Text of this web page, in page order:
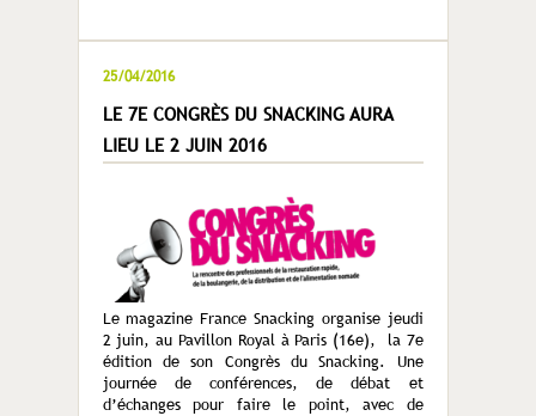
25/04/2016
LE 7E CONGRÈS DU SNACKING AURA
LIEU LE 2 JUIN 2016
Le magazine France Snacking organise jeudi
2 juin, au Pavillon Royal à Paris (16e), la 7e
édition de son Congrès du Snacking. Une
journée de conférences, de débat et
d’échanges pour faire le point, avec de